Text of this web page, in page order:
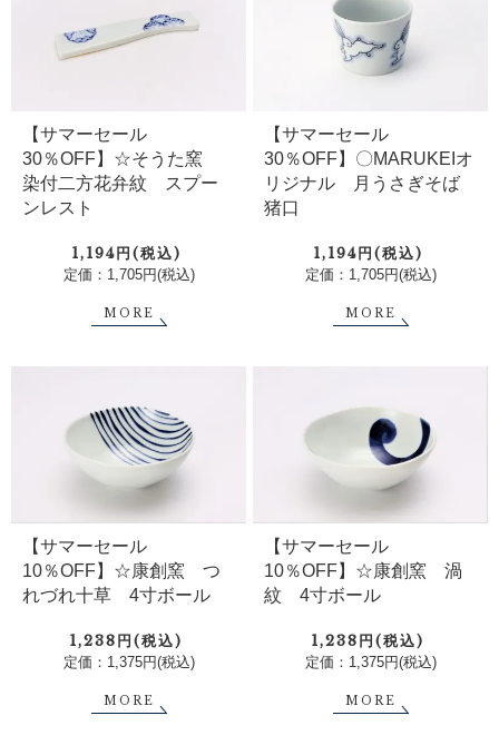
【サマーセール
30％OFF】☆そうた窯
染付二方花弁紋 スプー
ンレスト
1,194円(税込)
定価：1,705円(税込)
MORE
【サマーセール
30％OFF】〇MARUKEIオ
リジナル 月うさぎそば
猪口
1,194円(税込)
定価：1,705円(税込)
MORE
【サマーセール
10％OFF】☆康創窯 つ
れづれ十草 4寸ボール
1,238円(税込)
定価：1,375円(税込)
MORE
【サマーセール
10％OFF】☆康創窯 渦
紋 4寸ボール
1,238円(税込)
定価：1,375円(税込)
MORE